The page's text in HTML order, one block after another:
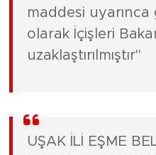
maddesi
olarak İçişleri
uzaklaştırılmıştır"
UŞAK İLİ EŞME